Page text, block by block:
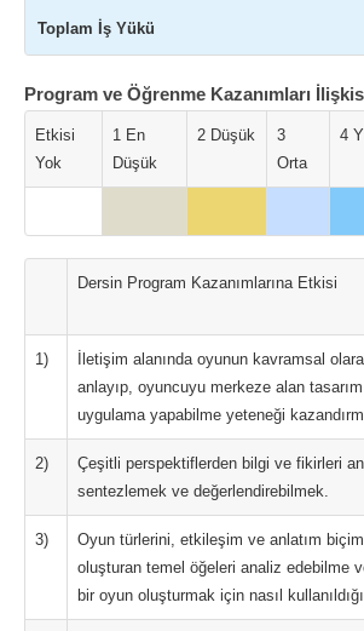
Toplam İş Yükü
Program ve Öğrenme Kazanımları
Etkisi
Yok
1 En
Düşük
2 Düşük
3
Orta
4
Dersin Program Kazanımlarına Etkisi
1)
İletişim alanında oyunun kavramsal
anlayıp, oyuncuyu merkeze alan tasarım
uygulama yapabilme yeteneği
2)
Çeşitli perspektiflerden bilgi ve fikirleri
sentezlemek ve değerlendirebilmek.
3)
Oyun türlerini, etkileşim ve anlatım
oluşturan temel öğeleri analiz edebilme
bir oyun oluşturmak için nasıl